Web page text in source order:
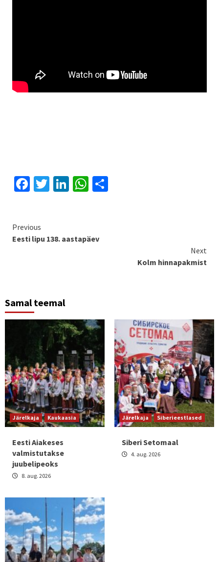
Facebook
Twitter
LinkedIn
WhatsApp
Continue
Reading
Previous
Eesti lipu 138. aastapäev
Next
Kolm hinnapakmist
Samal teemal
Järelkaja Kaukaasia
Eesti Aiakeses
valmistutakse
juubelipeoks
8. aug. 2026
Järelkaja Siberieestlased
Siberi Setomaal
4. aug. 2026